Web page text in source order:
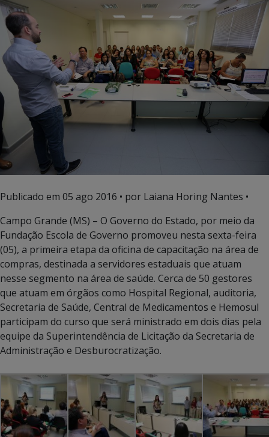
Publicado em 05 ago 2016 • por Laiana Horing Nantes •
Campo Grande (MS) – O Governo do Estado, por meio da
Fundação Escola de Governo promoveu nesta sexta-feira
(05), a primeira etapa da oficina de capacitação na área de
compras, destinada a servidores estaduais que atuam
nesse segmento na área de saúde. Cerca de 50 gestores
que atuam em órgãos como Hospital Regional, auditoria,
Secretaria de Saúde, Central de Medicamentos e Hemosul
participam do curso que será ministrado em dois dias pela
equipe da Superintendência de Licitação da Secretaria de
Administração e Desburocratização.